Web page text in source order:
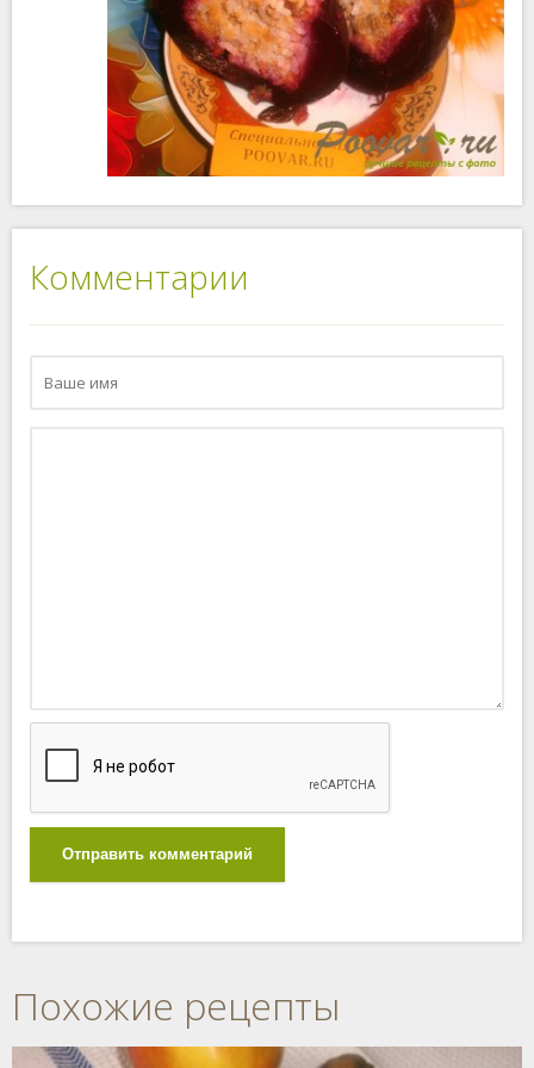
Комментарии
Отправить комментарий
Похожие рецепты